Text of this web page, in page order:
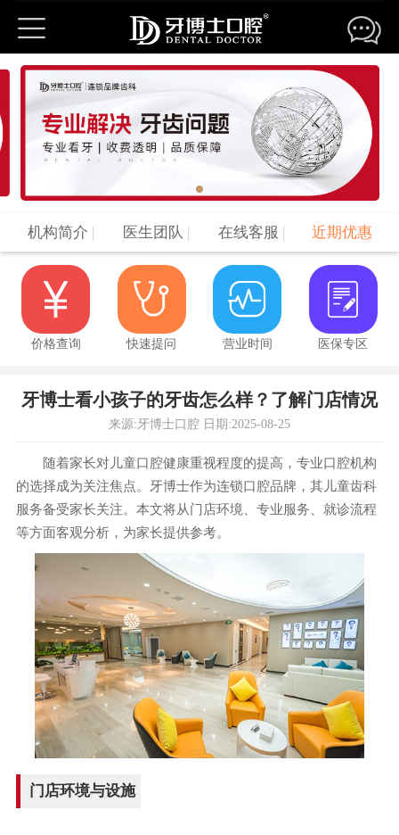
机构简介 | 医生团队 | 在线客服 | 近期优惠
价格查询 快速提问 营业时间 医保专区
牙博士看小孩子的牙齿怎么样？了解门店情况
来源:牙博士口腔 日期:2025-08-25
随着家长对儿童口腔健康重视程度的提高，专业口腔机构
的选择成为关注焦点。牙博士作为连锁口腔品牌，其儿童齿科
服务备受家长关注。本文将从门店环境、专业服务、就诊流程
等方面客观分析，为家长提供参考。
门店环境与设施